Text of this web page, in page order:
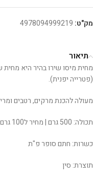
מק"ט: 4978094999219
תיאור
מחית מיסו שירו בהיר היא מחית
(פטרייה יפנית).
מעולה להכנת מרקים, רטבים
תכולה: 500 גרם | מחיר ל100 גרם: 4.02₪
כשרות: חתם סופר פ"ת
תוצרת: סין